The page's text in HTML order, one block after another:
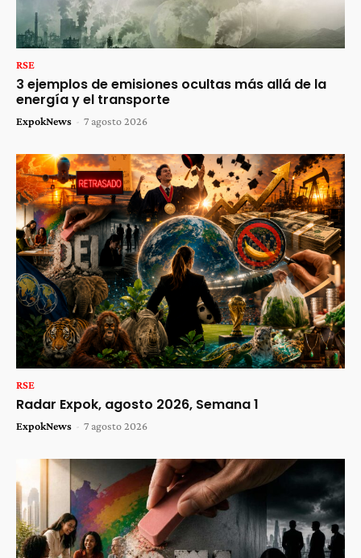
RSE
3 ejemplos de emisiones ocultas más allá de la
energía y el transporte
ExpokNews - 7 agosto 2026
RSE
Radar Expok, agosto 2026, Semana 1
ExpokNews - 7 agosto 2026